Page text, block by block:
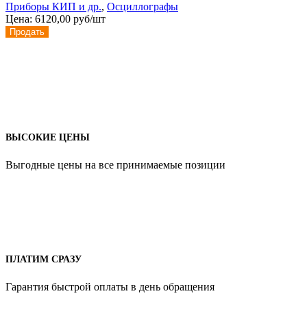
Приборы КИП и др., Осциллографы
Цена: 6120,00 руб/шт
Продать
ВЫСОКИЕ ЦЕНЫ
Выгодные цены на все принимаемые позиции
ПЛАТИМ СРАЗУ
Гарантия быстрой оплаты в день обращения